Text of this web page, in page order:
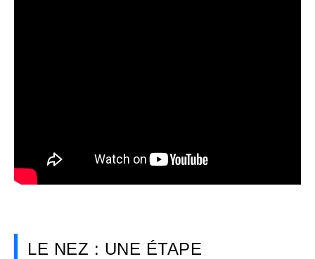
LE NEZ : UNE ÉTAPE